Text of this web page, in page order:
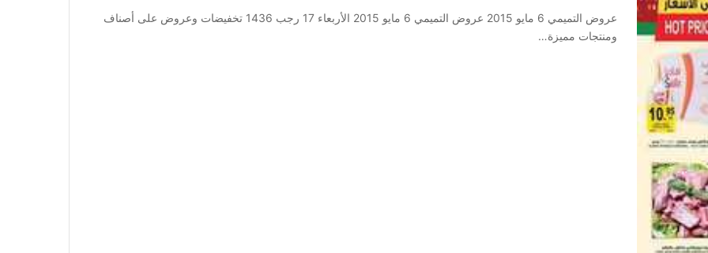
عروض التميمي 6 مايو 2015 عروض التميمي 6 مايو 2015 الأربعاء 17 رجب 1436 تخفيضات وعروض على أصناف
ومنتجات مميزة…